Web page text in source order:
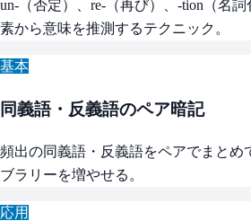
un-（否定）、re-（再び）、-tion（名
素から意味を推測するテクニック。
基本
同義語・反義語のペア暗記
頻出の同義語・反義語をペアでまとめ
ブラリーを増やせる。
応用